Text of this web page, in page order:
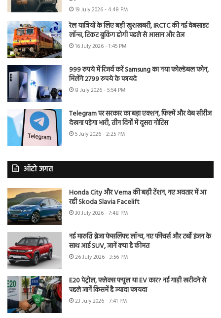
19 July 2026 - 4:48 PM
रेल यात्रियों के लिए बड़ी खुशखबरी, IRCTC की नई वेबसाइट
लॉन्च, टिकट बुकिंग होगी पहले से आसान और तेज
16 July 2026 - 1:45 PM
999 रुपये में रिजर्व करें Samsung का नया फोल्डेबल फोन,
मिलेंगे 2799 रुपये के फायदे
8 July 2026 - 5:54 PM
Telegram पर सरकार का बड़ा एक्शन, फिल्में और वेब सीरीज
देखना पड़ेगा भारी, तीन दिनों में दूसरा नोटिस
5 July 2026 - 2:25 PM
ऑटो जगत
Honda City और Verna की बढ़ी टेंशन, नए अवतार में आ
रही Skoda Slavia Facelift
30 July 2026 - 7:48 PM
नई मारुति ब्रेजा फेसलिफ्ट लॉन्च, नए फीचर्स और टर्बो इंजन के
साथ आई SUV, जानें क्या है कीमत
26 July 2026 - 3:56 PM
E20 पेट्रोल, फ्लेक्स फ्यूल या EV कार? नई गाड़ी खरीदने से
पहले जानें किसमें है ज्यादा फायदा
23 July 2026 - 7:41 PM